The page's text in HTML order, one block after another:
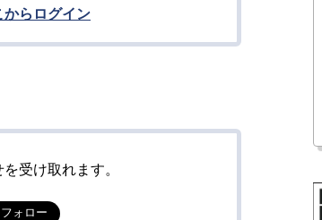
からログイン
受け取れます。
ォロー